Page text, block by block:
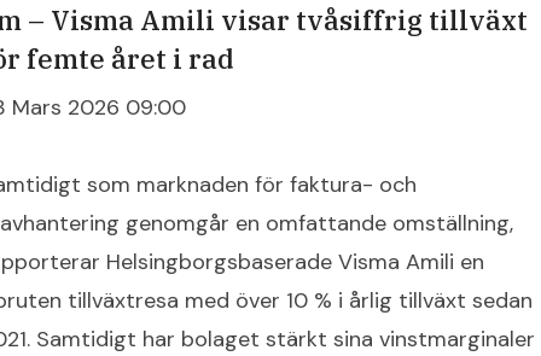
– Visma Amili visar tvåsiffrig tillväxt
femte året i rad
Mars 2026 09:00
som marknaden för faktura- och
genomgår en omfattande omställning,
Helsingborgsbaserade Visma Amili en
tillväxtresa med över 10 % i årlig tillväxt sedan
Samtidigt har bolaget stärkt sina vinstmarginaler